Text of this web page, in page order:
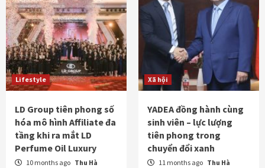
Lifestyle
LD Group tiên phong số
hóa mô hình Affiliate đa
tầng khi ra mắt LD
Perfume Oil Luxury
10 months ago Thu Hà
Xã hội
YADEA đồng hành cùng
sinh viên – lực lượng
tiên phong trong
chuyển đổi xanh
11 months ago Thu Hà